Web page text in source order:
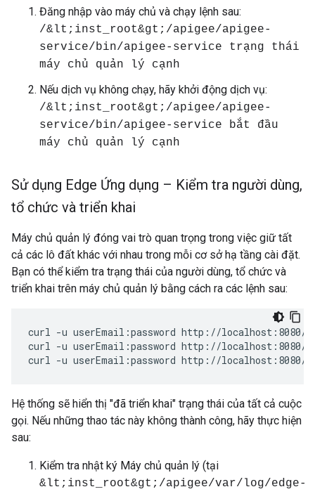
Đăng nhập vào máy chủ và chạy lệnh sau:
/&lt;inst_root&gt;/apigee/apigee-
service/bin/apigee-service trạng thái
máy chủ quản lý cạnh
Nếu dịch vụ không chạy, hãy khởi động dịch vụ:
/&lt;inst_root&gt;/apigee/apigee-
service/bin/apigee-service bắt đầu
máy chủ quản lý cạnh
Sử dụng Edge Ứng dụng – Kiểm tra người dùng,
tổ chức và triển khai
Máy chủ quản lý đóng vai trò quan trọng trong việc giữ tất
cả các lô đất khác với nhau trong mỗi cơ sở hạ tầng cài đặt.
Bạn có thể kiểm tra trạng thái của người dùng, tổ chức và
triển khai trên máy chủ quản lý bằng cách ra các lệnh sau:
curl -u userEmail:password http://localhost:8080/
curl -u userEmail:password http://localhost:8080/
curl -u userEmail:password http://localhost:8080/
Hệ thống sẽ hiển thị "đã triển khai" trạng thái của tất cả cuộc
gọi. Nếu những thao tác này không thành công, hãy thực hiện
sau:
Kiểm tra nhật ký Máy chủ quản lý (tại
&lt;inst_root&gt;/apigee/var/log/edge-